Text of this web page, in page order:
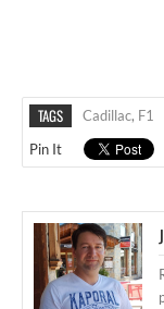
TAGS Cadillac, F1
Pin It